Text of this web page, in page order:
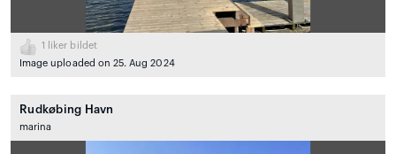
1
liker bildet
Image uploaded on 25. Aug 2024
Rudkøbing Havn
marina